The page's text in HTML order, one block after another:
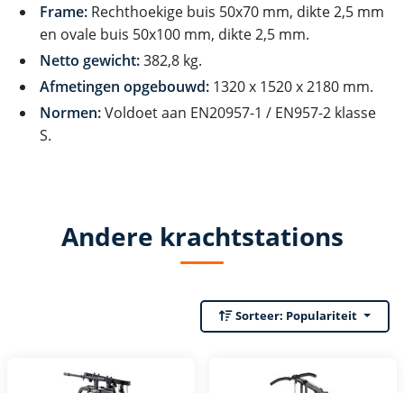
Frame: Rechthoekige buis 50x70 mm, dikte 2,5 mm
en ovale buis 50x100 mm, dikte 2,5 mm.
Netto gewicht:382,8 kg.
Afmetingen opgebouwd: 1320 x 1520 x 2180 mm.
Normen:Voldoet aan EN20957-1 / EN957-2 klasse
S.
Andere krachtstations
Sorteer: Populariteit